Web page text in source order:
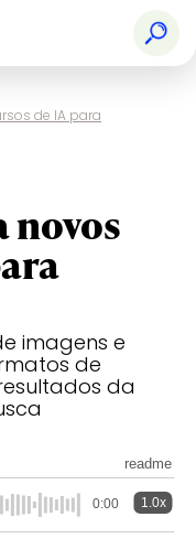
de IA para
novos
imagens e
de
da
readme
0:00 1.0x